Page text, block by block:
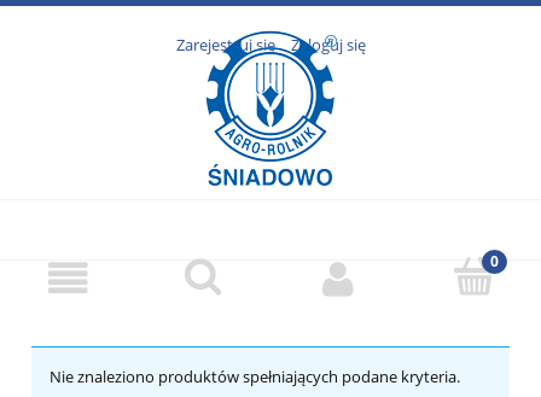
Zarejestruj się Zaloguj się
Nie znaleziono produktów spełniających podane kryteria.